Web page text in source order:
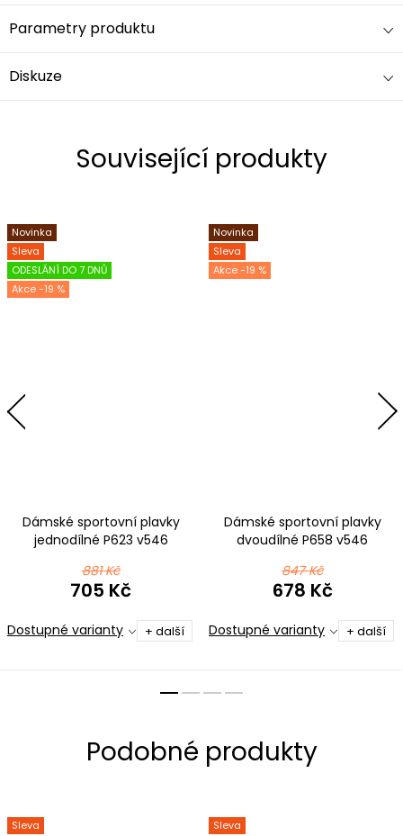
Parametry produktu
Diskuze
Související produkty
Novinka
Sleva
ODESLÁNÍ DO 7 DNŮ
-19 %
Dámské sportovní plavky
jednodílné P623 v546
881 Kč
705 Kč
Dostupné varianty + další
Novinka
Sleva
-19 %
Dámské sportovní plavky
dvoudílné P658 v546
847 Kč
678 Kč
Dostupné varianty + další
Sleva
Sleva